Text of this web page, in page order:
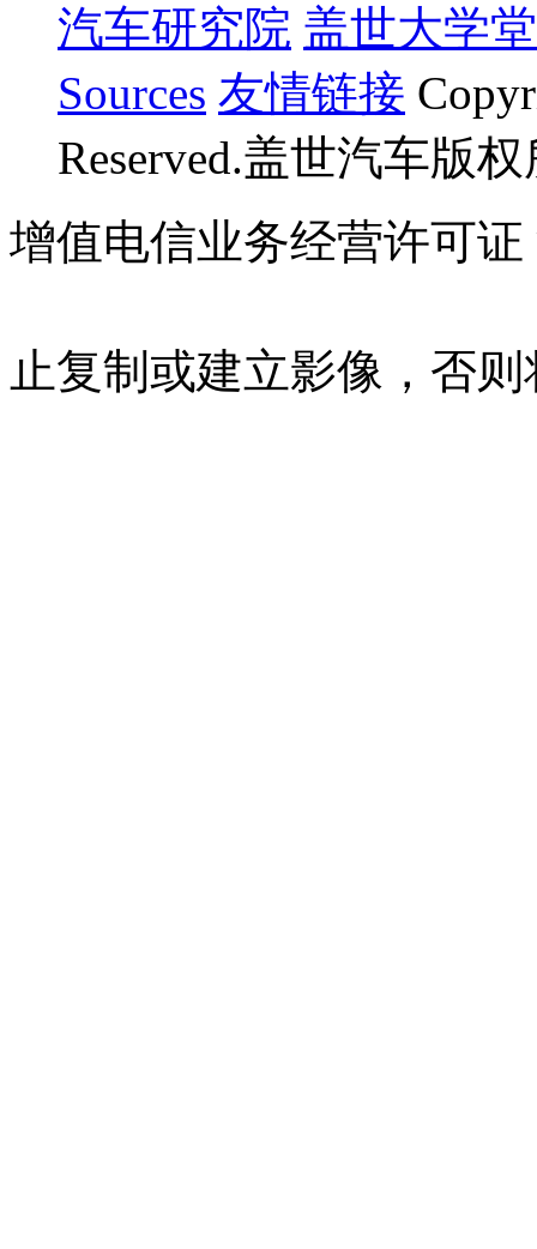
汽车研究院 盖世大学堂
Sources 友情链接
Reserved.盖世汽车版
增值电信业务经营许可证
止复制或建立影像，否